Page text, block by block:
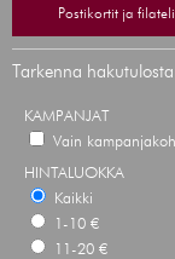
Postikortit ja
Tarkenna hakutulosta
KAMPANJAT
Vain
HINTALUOKKA
Kaikki
1-10 €
11-20 €